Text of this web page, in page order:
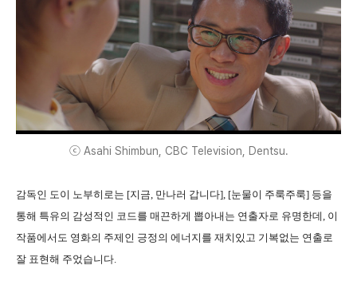
ⓒ Asahi Shimbun, CBC Television, Dentsu.
감독인 도이 노부히로는 [지금, 만나러 갑니다], [눈물이 주룩주룩] 등을
통해 특유의 감성적인 코드를 매끈하게 뽑아내는 연출자로 유명한데, 이
작품에서도 영화의 주제인 긍정의 에너지를 재치있고 기복없는 연출로
잘 표현해 주었습니다.